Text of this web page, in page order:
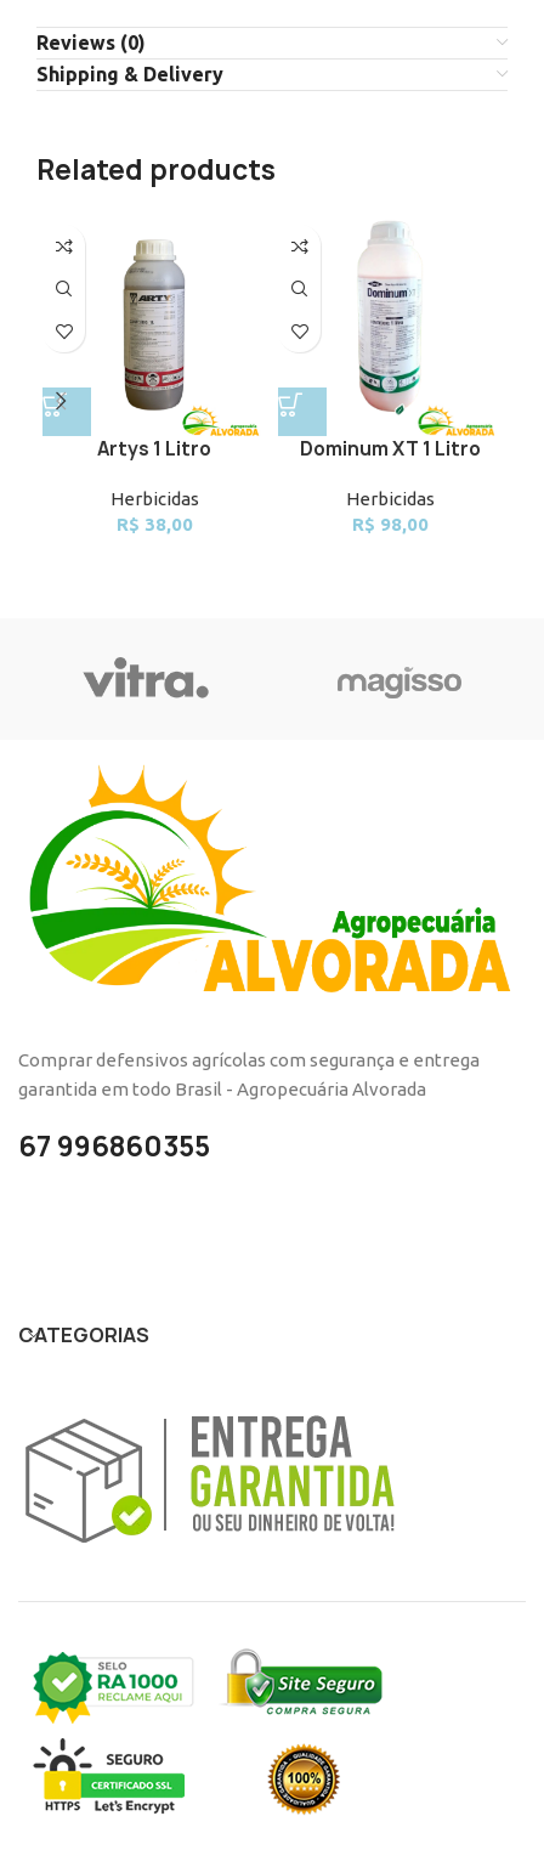
Reviews (0)
Shipping & Delivery
Related products
Artys 1 Litro
Herbicidas
R$ 38,00
Dominum XT 1 Litro
Herbicidas
R$ 98,00
Comprar defensivos agrícolas com segurança e entrega
garantida em todo Brasil - Agropecuária Alvorada
67 996860355
CATEGORIAS